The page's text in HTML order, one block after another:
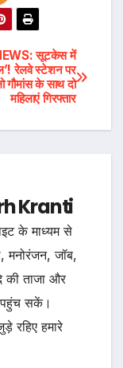
सूटकेस में
रेलवे स्टेशन पर
गौमांस के साथ दो
महिलाएं गिरफ्तार
Kranti
के माध्यम से
जॉब,
की ताजा और
सकें।
रहिए हमारे